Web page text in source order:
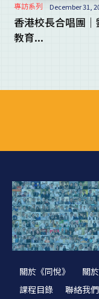
專訪系列 December 31,
香港校長合唱團
教育...
關於《同悅》 關
課程目錄
聯絡我們